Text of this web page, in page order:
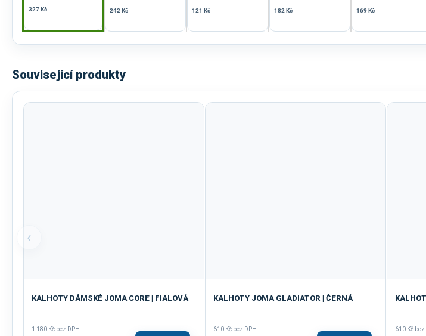
327 Kč 242 Kč 121 Kč 182 Kč 169 Kč
Související produkty
‹
KALHOTY DÁMSKÉ JOMA CORE | FIALOVÁ
1 180 Kč bez DPH
KALHOTY JOMA GLADIATOR | ČERNÁ
610 Kč bez DPH 610 Kč bez